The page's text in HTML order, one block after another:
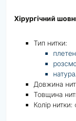
Хiрургiчний
Тип нитки:
Довжина
Товщина
Колір нитки: